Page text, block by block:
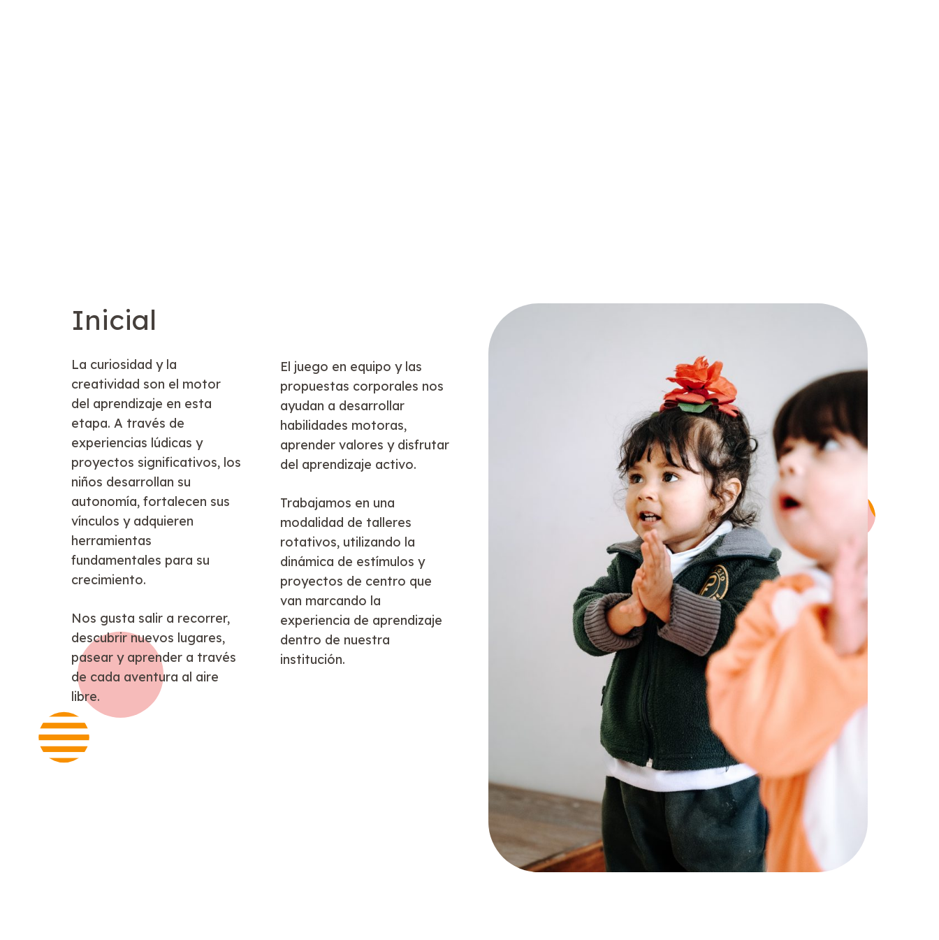
Inicial
La curiosidad y la
creatividad son el motor
del aprendizaje en esta
etapa. A través de
experiencias lúdicas y
proyectos significativos, los
niños desarrollan su
autonomía, fortalecen sus
vínculos y adquieren
herramientas
fundamentales para su
crecimiento.
Nos gusta salir a recorrer,
descubrir nuevos lugares,
pasear y aprender a través
de cada aventura al aire
libre.
El juego en equipo y las
propuestas corporales nos
ayudan a desarrollar
habilidades motoras,
aprender valores y disfrutar
del aprendizaje activo.
Trabajamos en una
modalidad de talleres
rotativos, utilizando la
dinámica de estímulos y
proyectos de centro que
van marcando la
experiencia de aprendizaje
dentro de nuestra
institución.